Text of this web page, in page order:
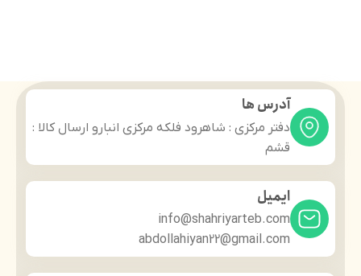
آدرس ها
دفتر مرکزی : شاهرود فلکه مرکزی انبارو ارسال کالا :
قشم
ایمیل
info@shahriyarteb.com
abdollahiyan22@gmail.com